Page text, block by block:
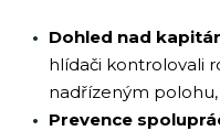
Dohled nad
hlídači kontrolovali
nadřízeným
Prevence